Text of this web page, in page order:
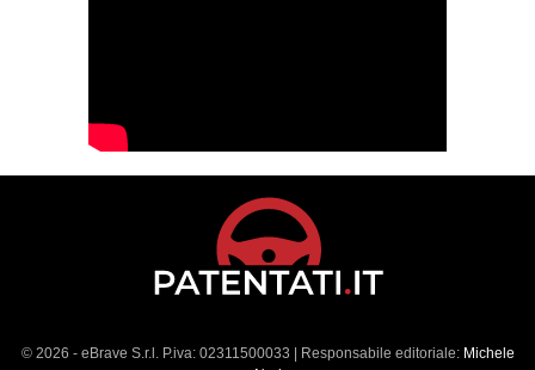
© 2026 - eBrave S.r.l. P.iva: 02311500033 | Responsabile editoriale: Michele